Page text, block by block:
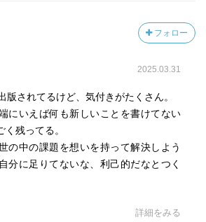
フォロー
2025.03.31
版されてるけど、気付きがたくさん。
にいえば何も新しいことを書けてない
残ってる。
の中の課題を想いを持って解決しよう
分に足りてないな、利己的だなとつく
詳細をみる